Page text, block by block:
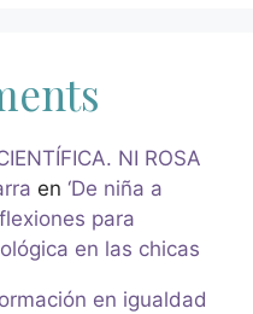
NI ROSA
en ‘De niña a
para
en las chicas
en igualdad